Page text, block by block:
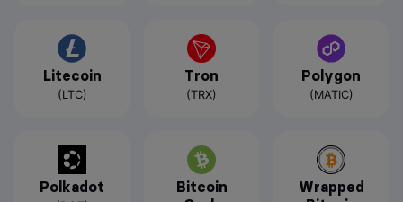
Litecoin
(LTC)
Tron
(TRX)
Polygon
(MATIC)
Polkadot
Bitcoin
Wrapped